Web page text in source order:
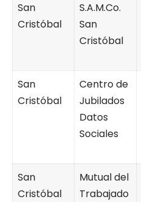
San
Cristóbal
S.A.M.Co.
San
Cristóbal
San
Cristóbal
Centro de
Jubilados
Datos
Sociales
San
Cristóbal
Mutual del
Trabajado